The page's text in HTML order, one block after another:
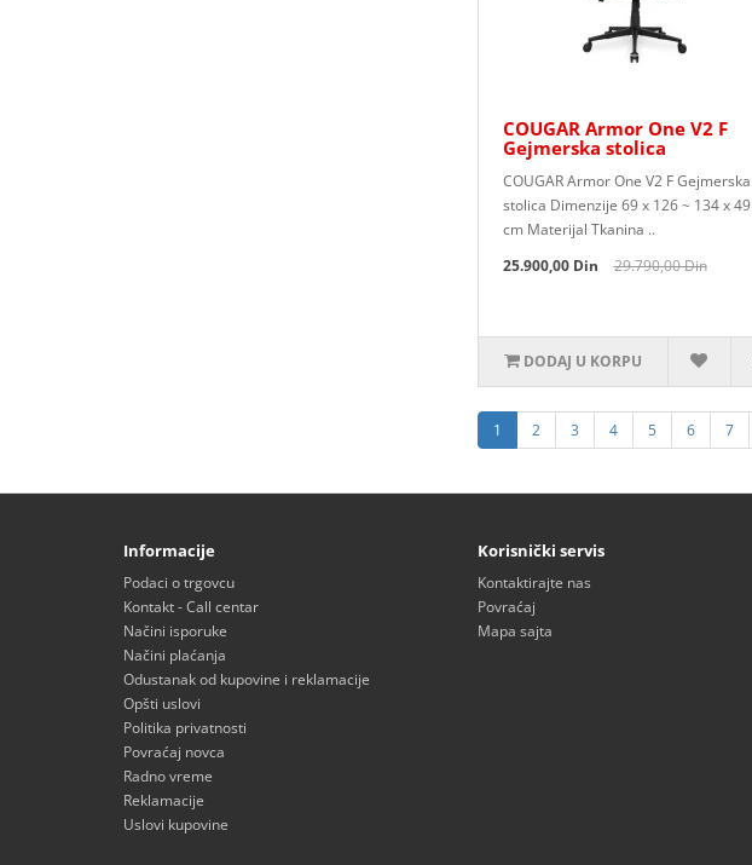
COUGAR Armor One V2 F
Gejmerska stolica
COUGAR Armor One V2 F Gejmerska
stolica Dimenzije 69 x 126 ~ 134 x 49
cm Materijal Tkanina ..
25.900,00 Din
29.790,00 Din
DODAJ U KORPU
1 2 3 4 5 6 7
Informacije
Podaci o trgovcu
Kontakt - Call centar
Načini isporuke
Načini plaćanja
Odustanak od kupovine i reklamacije
Opšti uslovi
Politika privatnosti
Povraćaj novca
Radno vreme
Reklamacije
Uslovi kupovine
Korisnički servis
Kontaktirajte nas
Povraćaj
Mapa sajta